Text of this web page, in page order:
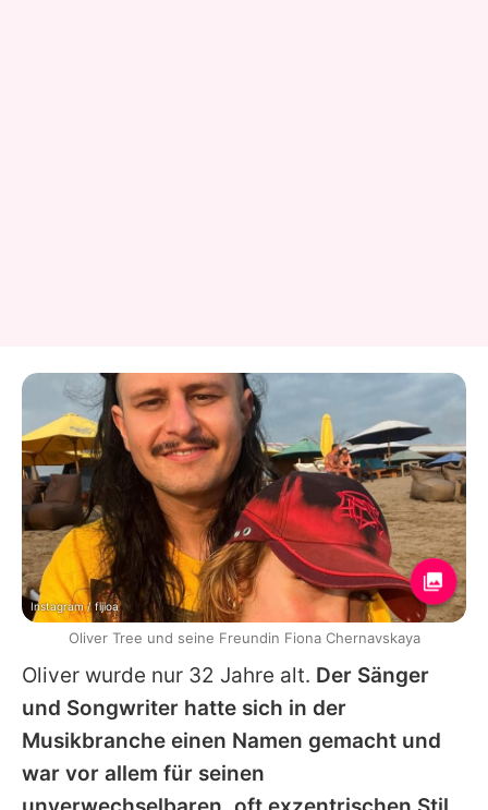
Oliver wurde nur 32 Jahre alt. Der Sänger
und Songwriter hatte sich in der
Musikbranche einen Namen gemacht und
war vor allem für seinen
Instagram / fijioa
Oliver Tree und seine Freundin Fiona Chernavskaya